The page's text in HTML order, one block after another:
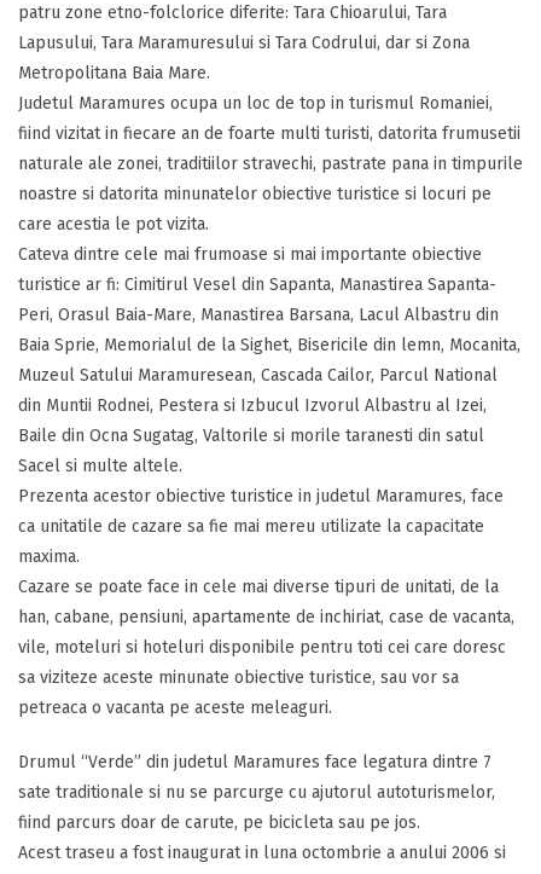
patru zone etno-folclorice diferite: Tara Chioarului, Tara
Lapusului, Tara Maramuresului si Tara Codrului, dar si Zona
Metropolitana Baia Mare.
Judetul Maramures ocupa un loc de top in turismul Romaniei,
fiind vizitat in fiecare an de foarte multi turisti, datorita frumusetii
naturale ale zonei, traditiilor stravechi, pastrate pana in timpurile
noastre si datorita minunatelor obiective turistice si locuri pe
care acestia le pot vizita.
Cateva dintre cele mai frumoase si mai importante obiective
turistice ar fi: Cimitirul Vesel din Sapanta, Manastirea Sapanta-
Peri, Orasul Baia-Mare, Manastirea Barsana, Lacul Albastru din
Baia Sprie, Memorialul de la Sighet, Bisericile din lemn, Mocanita,
Muzeul Satului Maramuresean, Cascada Cailor, Parcul National
din Muntii Rodnei, Pestera si Izbucul Izvorul Albastru al Izei,
Baile din Ocna Sugatag, Valtorile si morile taranesti din satul
Sacel si multe altele.
Prezenta acestor obiective turistice in judetul Maramures, face
ca unitatile de cazare sa fie mai mereu utilizate la capacitate
maxima.
Cazare se poate face in cele mai diverse tipuri de unitati, de la
han, cabane, pensiuni, apartamente de inchiriat, case de vacanta,
vile, moteluri si hoteluri disponibile pentru toti cei care doresc
sa viziteze aceste minunate obiective turistice, sau vor sa
petreaca o vacanta pe aceste meleaguri.
Drumul “Verde” din judetul Maramures face legatura dintre 7
sate traditionale si nu se parcurge cu ajutorul autoturismelor,
fiind parcurs doar de carute, pe bicicleta sau pe jos.
Acest traseu a fost inaugurat in luna octombrie a anului 2006 si